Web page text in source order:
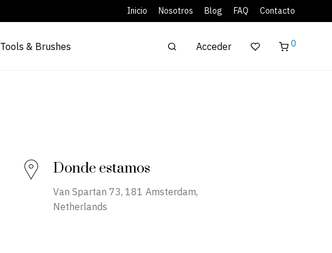
Inicio Nosotros Blog FAQ Contacto
Tools & Brushes Acceder 0
Donde estamos
Van Spartan 73, 181 Amsterdam,
Netherlands